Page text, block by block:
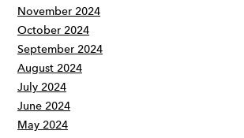
November 2024
October 2024
September 2024
August 2024
July 2024
June 2024
May 2024